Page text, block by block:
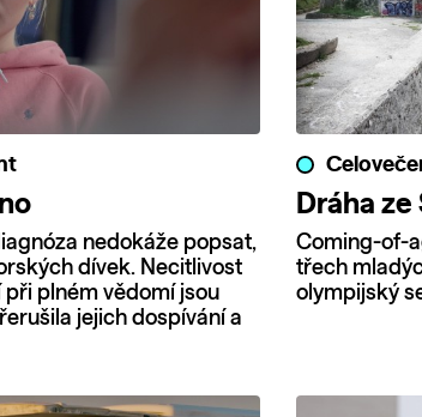
nedokáže popsat,
dívek. Necitlivost
při plném vědomí jsou
jejich dospívání a
Dráha ze
Coming-of-
třech
olympijský